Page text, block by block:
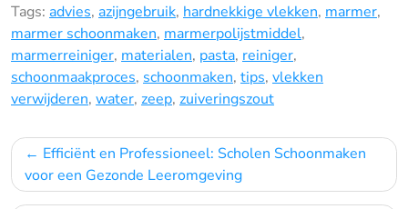
Tags: advies, azijngebruik, hardnekkige vlekken, marmer,
marmer schoonmaken, marmerpolijstmiddel,
marmerreiniger, materialen, pasta, reiniger,
schoonmaakproces, schoonmaken, tips, vlekken
verwijderen, water, zeep, zuiveringszout
Bericht
navigatie
Efficiënt en Professioneel: Scholen Schoonmaken
voor een Gezonde Leeromgeving